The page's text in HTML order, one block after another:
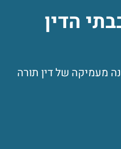
הדין
מעמיקה של דין תורה